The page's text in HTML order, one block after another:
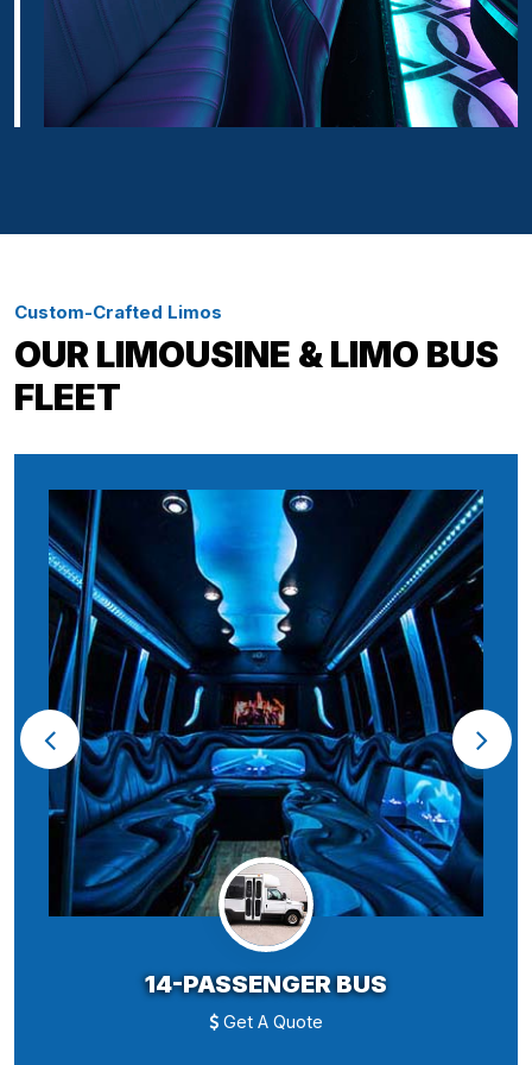
Custom-Crafted Limos
OUR LIMOUSINE & LIMO BUS
FLEET
14-PASSENGER BUS
Get A Quote